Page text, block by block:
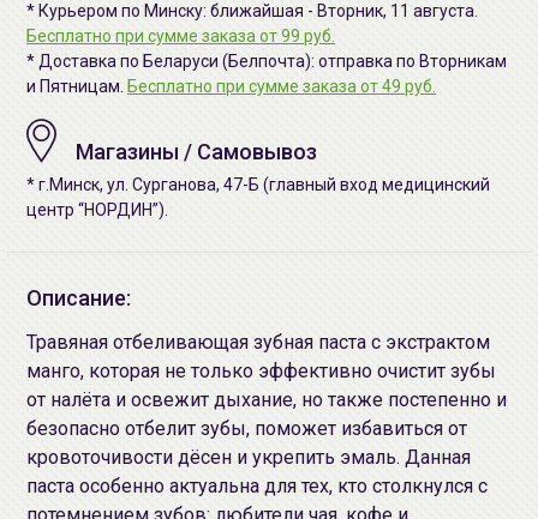
* Курьером по Минску: ближайшая - Вторник, 11 августа.
Бесплатно при сумме заказа от 99 руб.
* Доставка по Беларуси (Белпочта): отправка по Вторникам
и Пятницам. Бесплатно при сумме заказа от 49 руб.
Магазины / Самовывоз
* г.Минск, ул. Сурганова, 47-Б (главный вход медицинский
центр “НОРДИН”).
Описание:
Травяная отбеливающая зубная паста с экстрактом
манго, которая не только эффективно очистит зубы
от налёта и освежит дыхание, но также постепенно и
безопасно отбелит зубы, поможет избавиться от
кровоточивости дёсен и укрепить эмаль. Данная
паста особенно актуальна для тех, кто столкнулся с